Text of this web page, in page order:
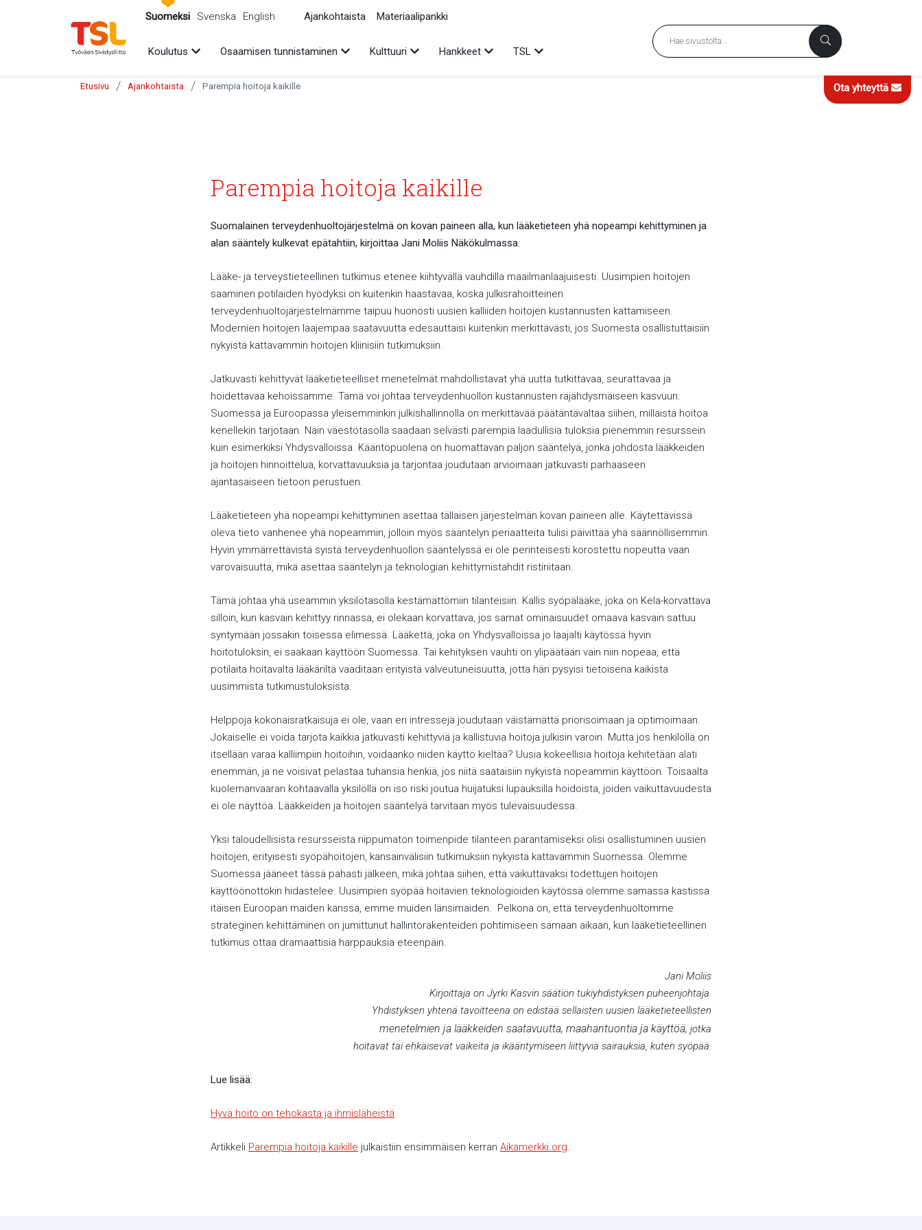
Suomeksi Svenska English Ajankohtaista Materiaalipankki
Koulutus Avaa alavalikko
Osaamisen tunnistaminen Avaa alavalikko
Kulttuuri Avaa alavalikko
Hankkeet Avaa alavalikko
TSL Avaa alavalikko
Ota yhteyttä
Etusivu / Ajankohtaista / Parempia hoitoja kaikille
Parempia hoitoja kaikille
Suomalainen terveydenhuoltojärjestelmä on kovan paineen alla, kun lääketieteen yhä nopeampi kehittyminen ja
alan sääntely kulkevat epätahtiin, kirjoittaa Jani Moliis Näkökulmassa.
Lääke- ja terveystieteellinen tutkimus etenee kiihtyvällä vauhdilla maailmanlaajuisesti. Uusimpien hoitojen
saaminen potilaiden hyödyksi on kuitenkin haastavaa, koska julkisrahoitteinen
terveydenhuoltojärjestelmämme taipuu huonosti uusien kalliiden hoitojen kustannusten kattamiseen.
Modernien hoitojen laajempaa saatavuutta edesauttaisi kuitenkin merkittävästi, jos Suomesta osallistuttaisiin
nykyistä kattavammin hoitojen kliinisiin tutkimuksiin.
Jatkuvasti kehittyvät lääketieteelliset menetelmät mahdollistavat yhä uutta tutkittavaa, seurattavaa ja
hoidettavaa kehoissamme. Tämä voi johtaa terveydenhuollon kustannusten räjähdysmäiseen kasvuun.
Suomessa ja Euroopassa yleisemminkin julkishallinnolla on merkittävää päätäntävaltaa siihen, millaista hoitoa
kenellekin tarjotaan. Näin väestötasolla saadaan selvästi parempia laadullisia tuloksia pienemmin resurssein
kuin esimerkiksi Yhdysvalloissa. Kääntöpuolena on huomattavan paljon sääntelyä, jonka johdosta lääkkeiden
ja hoitojen hinnoittelua, korvattavuuksia ja tarjontaa joudutaan arvioimaan jatkuvasti parhaaseen
ajantasaiseen tietoon perustuen.
Lääketieteen yhä nopeampi kehittyminen asettaa tällaisen järjestelmän kovan paineen alle. Käytettävissä
oleva tieto vanhenee yhä nopeammin, jolloin myös sääntelyn periaatteita tulisi päivittää yhä säännöllisemmin.
Hyvin ymmärrettävistä syistä terveydenhuollon sääntelyssä ei ole perinteisesti korostettu nopeutta vaan
varovaisuutta, mikä asettaa sääntelyn ja teknologian kehittymistahdit ristiriitaan.
Tämä johtaa yhä useammin yksilötasolla kestämättömiin tilanteisiin. Kallis syöpälääke, joka on Kela-korvattava
silloin, kun kasvain kehittyy rinnassa, ei olekaan korvattava, jos samat ominaisuudet omaava kasvain sattuu
syntymään jossakin toisessa elimessä. Lääkettä, joka on Yhdysvalloissa jo laajalti käytössä hyvin
hoitotuloksin, ei saakaan käyttöön Suomessa. Tai kehityksen vauhti on ylipäätään vain niin nopeaa, että
potilaita hoitavalta lääkäriltä vaaditaan erityistä valveutuneisuutta, jotta hän pysyisi tietoisena kaikista
uusimmista tutkimustuloksista.
Helppoja kokonaisratkaisuja ei ole, vaan eri intressejä joudutaan väistämättä priorisoimaan ja optimoimaan.
Jokaiselle ei voida tarjota kaikkia jatkuvasti kehittyviä ja kallistuvia hoitoja julkisin varoin. Mutta jos henkilöllä on
itsellään varaa kalliimpiin hoitoihin, voidaanko niiden käyttö kieltää? Uusia kokeellisia hoitoja kehitetään alati
enemmän, ja ne voisivat pelastaa tuhansia henkiä, jos niitä saataisiin nykyistä nopeammin käyttöön. Toisaalta
kuolemanvaaran kohtaavalla yksilöllä on iso riski joutua huijatuksi lupauksilla hoidoista, joiden vaikuttavuudesta
ei ole näyttöä. Lääkkeiden ja hoitojen sääntelyä tarvitaan myös tulevaisuudessa.
Yksi taloudellisista resursseista riippumaton toimenpide tilanteen parantamiseksi olisi osallistuminen uusien
hoitojen, erityisesti syöpähoitojen, kansainvälisiin tutkimuksiin nykyistä kattavammin Suomessa. Olemme
Suomessa jääneet tässä pahasti jälkeen, mikä johtaa siihen, että vaikuttavaksi todettujen hoitojen
käyttöönottokin hidastelee. Uusimpien syöpää hoitavien teknologioiden käytössä olemme samassa kastissa
itäisen Euroopan maiden kanssa, emme muiden länsimaiden. Pelkona on, että terveydenhuoltomme
strateginen kehittäminen on jumittunut hallintorakenteiden pohtimiseen samaan aikaan, kun lääketieteellinen
tutkimus ottaa dramaattisia harppauksia eteenpäin.
Jani Moliis
Kirjoittaja on Jyrki Kasvin säätiön tukiyhdistyksen puheenjohtaja.
Yhdistyksen yhtenä tavoitteena on edistää sellaisten uusien lääketieteellisten
menetelmien ja lääkkeiden saatavuutta, maahantuontia ja käyttöä, jotka
hoitavat tai ehkäisevät vaikeita ja ikääntymiseen liittyviä sairauksia, kuten syöpää.
Lue lisää:
Hyvä hoito on tehokasta ja ihmisläheistä
Artikkeli Parempia hoitoja kaikille julkaistiin ensimmäisen kerran Aikamerkki.org.